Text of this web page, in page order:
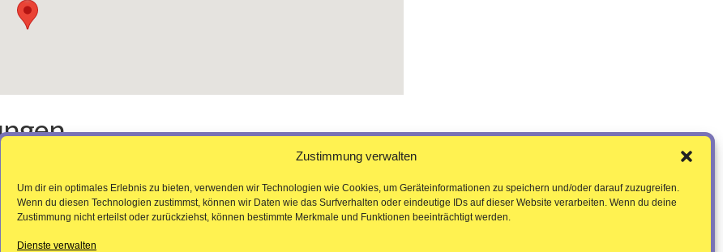
Zustimmung verwalten
Um dir ein optimales Erlebnis zu bieten, verwenden wir Technologien wie Cookies, um Geräteinformationen zu speichern und/oder darauf zuzugreifen.
Wenn du diesen Technologien zustimmst, können wir Daten wie das Surfverhalten oder eindeutige IDs auf dieser Website verarbeiten. Wenn du deine
Zustimmung nicht erteilst oder zurückziehst, können bestimmte Merkmale und Funktionen beeinträchtigt werden.
Dienste verwalten